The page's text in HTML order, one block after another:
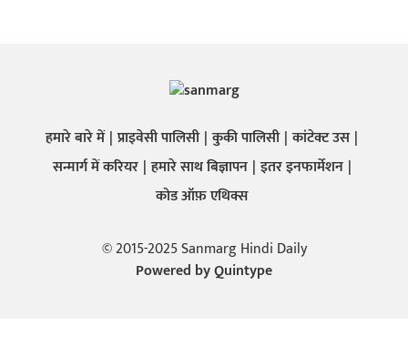
हमारे बारे में प्राइवेसी पालिसी कुकी पालिसी कांटेक्ट उस
सन्मार्ग में करियर हमारे साथ बिज्ञापन इतर इनफार्मेशन
कोड ऑफ़ एथिक्स
© 2015-2025 Sanmarg Hindi Daily
Powered byQuintype